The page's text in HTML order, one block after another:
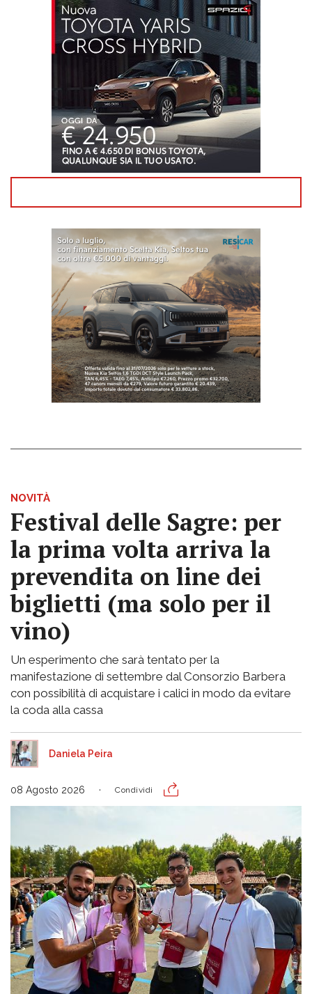
NOVITÀ
Festival delle Sagre: per
la prima volta arriva la
prevendita on line dei
biglietti (ma solo per il
vino)
Un esperimento che sarà tentato per la
manifestazione di settembre dal Consorzio Barbera
con possibilità di acquistare i calici in modo da evitare
la coda alla cassa
Daniela Peira
08 Agosto 2026 Condividi